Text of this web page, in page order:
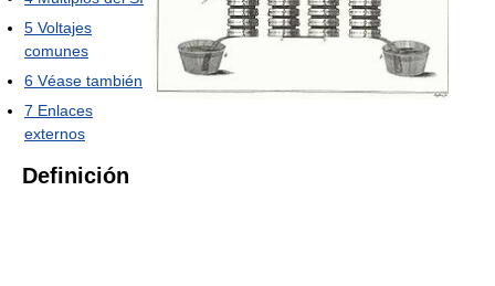
5 Voltajes
comunes
6 Véase también
7 Enlaces
externos
Definición